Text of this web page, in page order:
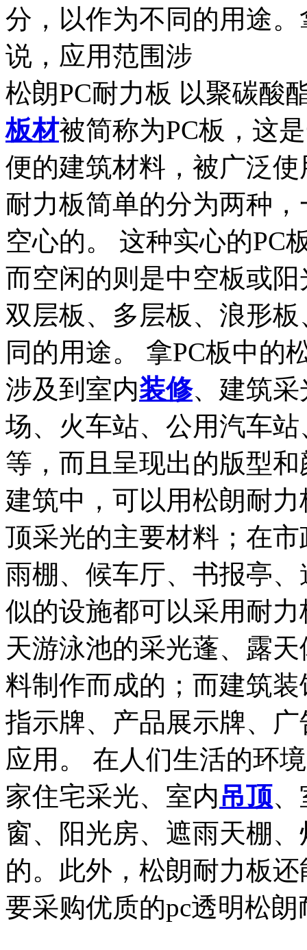
分，以作为不同的用途
说，应用范围涉
松朗PC耐力板 以聚碳酸
板材被简称为PC板，这
便的建筑材料，被广泛
耐力板简单的分为两种
空心的。 这种实心的PC
而空闲的则是中空板或
双层板、多层板、浪形
同的用途。 拿PC板中的
涉及到室内装修、建筑
场、火车站、公用汽车
等，而且呈现出的版型
建筑中，可以用松朗耐
顶采光的主要材料；在
雨棚、候车厅、书报亭、
似的设施都可以采用耐
天游泳池的采光蓬、露
料制作而成的；而建筑
指示牌、产品展示牌、
应用。 在人们生活的环
家住宅采光、室内吊顶
窗、阳光房、遮雨天棚
的。此外，松朗耐力板还
要采购优质的pc透明松